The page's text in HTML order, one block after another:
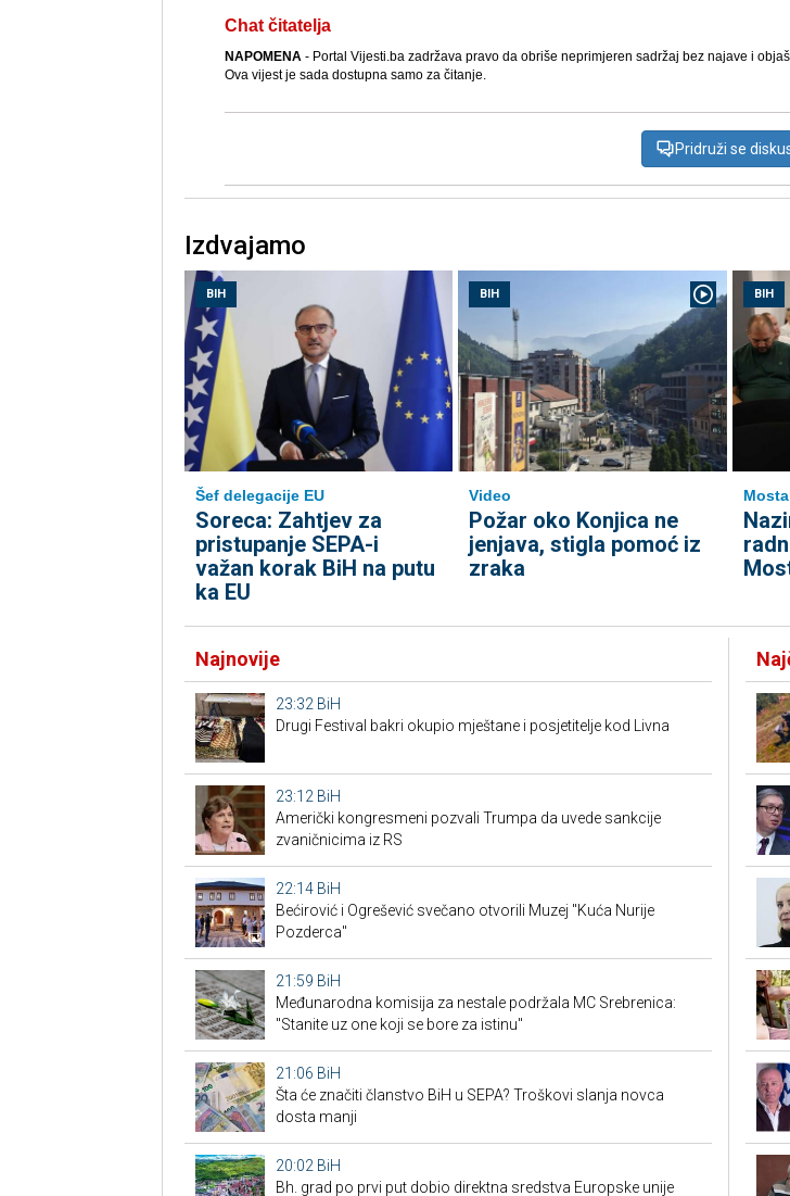
Chat čitatelja
NAPOMENA - Portal Vijesti.ba zadržava pravo da obriše neprimjeren sadržaj bez najave i
Ova vijest je sada dostupna samo za čitanje.
Pridruži se
Izdvajamo
BIH
Šef delegacije EU
Soreca: Zahtjev za
pristupanje SEPA-i
važan korak BiH na putu
ka EU
BIH
Video
Požar oko Konjica ne
jenjava, stigla pomoć iz
zraka
BIH
Najnovije
23:32 BiH
Drugi Festival bakri okupio mještane i posjetitelje kod Livna
23:12 BiH
Američki kongresmeni pozvali Trumpa da uvede sankcije
zvaničnicima iz RS
22:14 BiH
Bećirović i Ogrešević svečano otvorili Muzej "Kuća Nurije
Pozderca"
21:59 BiH
Međunarodna komisija za nestale podržala MC Srebrenica:
"Stanite uz one koji se bore za istinu"
21:06 BiH
Šta će značiti članstvo BiH u SEPA? Troškovi slanja novca
dosta manji
20:02 BiH
Bh. grad po prvi put dobio direktna sredstva Europske unije